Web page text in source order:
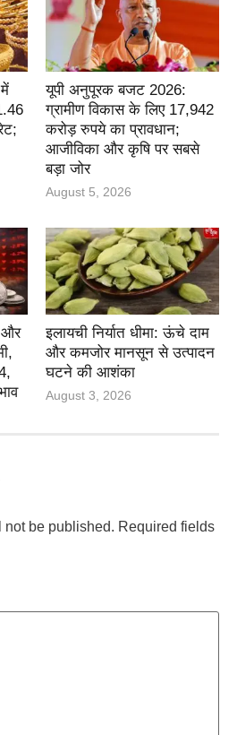
यूपी अनुपूरक बजट 2026:
ग्रामीण विकास के लिए 17,942
करोड़ रुपये का प्रावधान;
आजीविका और कृषि पर सबसे
बड़ा जोर
August 5, 2026
और
इलायची निर्यात धीमा: ऊंचे दाम
और कमजोर मानसून से उत्पादन
घटने की आशंका
August 3, 2026
not be published. Required fields